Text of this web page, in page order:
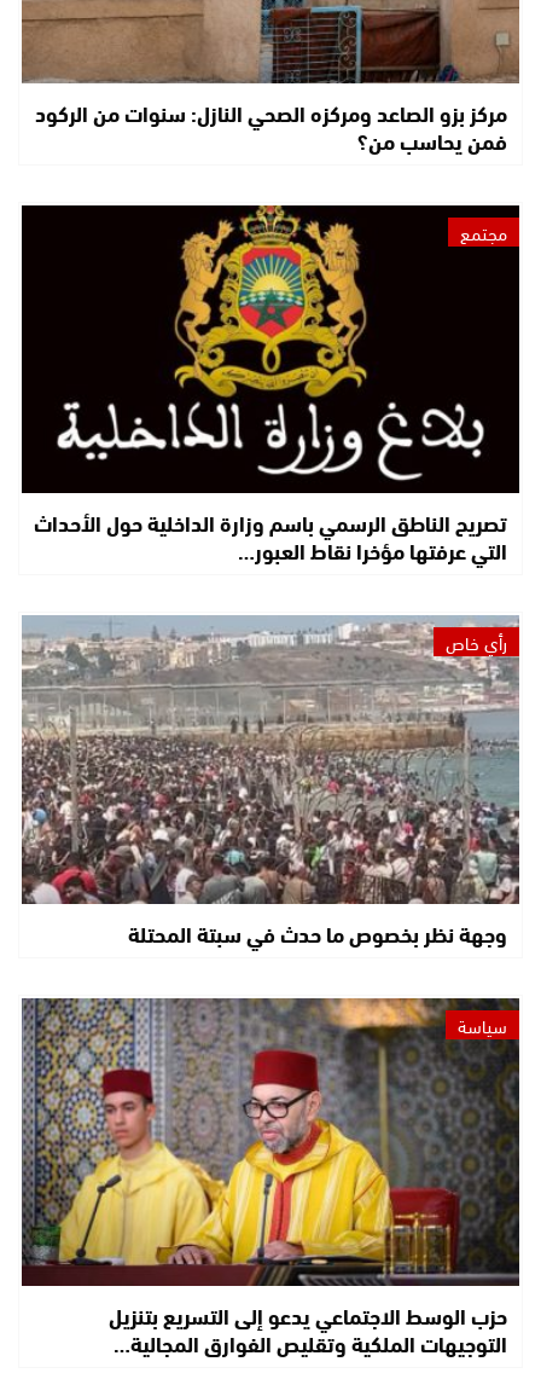
مركز بزو الصاعد ومركزه الصحي النازل: سنوات من الركود
فمن يحاسب من؟
مجتمع
تصريح الناطق الرسمي باسم وزارة الداخلية حول الأحداث
التي عرفتها مؤخرا نقاط العبور…
رأي خاص
وجهة نظر بخصوص ما حدث في سبتة المحتلة
سياسة
حزب الوسط الاجتماعي يدعو إلى التسريع بتنزيل
التوجيهات الملكية وتقليص الفوارق المجالية…